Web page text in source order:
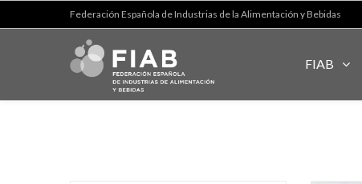
Federación Española de Industrias de la Alimentación y Bebidas
FIAB